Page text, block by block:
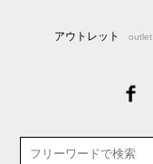
アウトレット outlet